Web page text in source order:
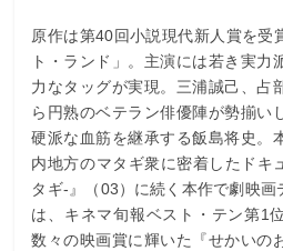
原作は第40回小説現代新人賞を受
ト・ランド」。主演には若き実力
力なタッグが実現。三浦誠己、占
ら円熟のベテラン俳優陣が勢揃い
硬派な血筋を継承する飯島将史。
内地方のマタギ衆に密着したドキ
タギ-』（03）に続く本作で劇映
は、キネマ旬報ベスト・テン第1
数々の映画賞に輝いた『せかいの